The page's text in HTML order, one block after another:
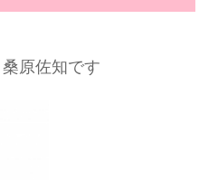
原佐知です